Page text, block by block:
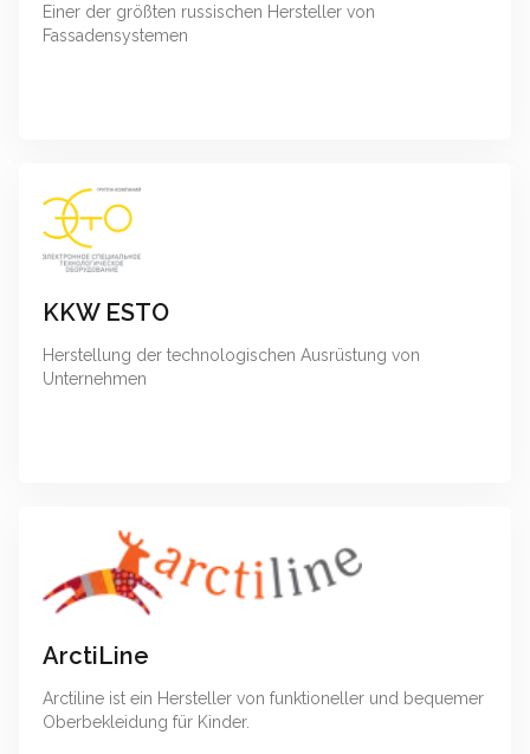
Einer der größten russischen Hersteller von
Fassadensystemen
KKW ESTO
Herstellung der technologischen Ausrüstung von
Unternehmen
ArctiLine
Arctiline ist ein Hersteller von funktioneller und bequemer
Oberbekleidung für Kinder.